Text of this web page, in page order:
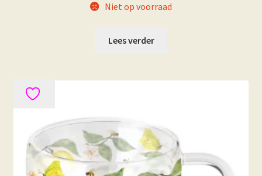
Niet op voorraad
Lees verder